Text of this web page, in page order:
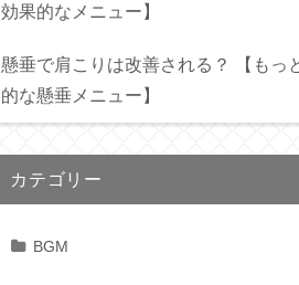
効果的なメニュー】
懸垂で肩こりは改善される？ 【もっ
的な懸垂メニュー】
カテゴリー
BGM